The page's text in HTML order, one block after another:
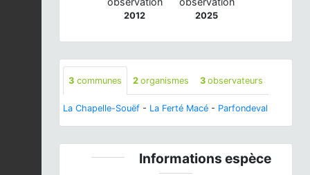
2012 2025
3 communes 2 organismes 3 observateurs
La Chapelle-Souëf - La Ferté Macé - Parfondeval
Informations espèce